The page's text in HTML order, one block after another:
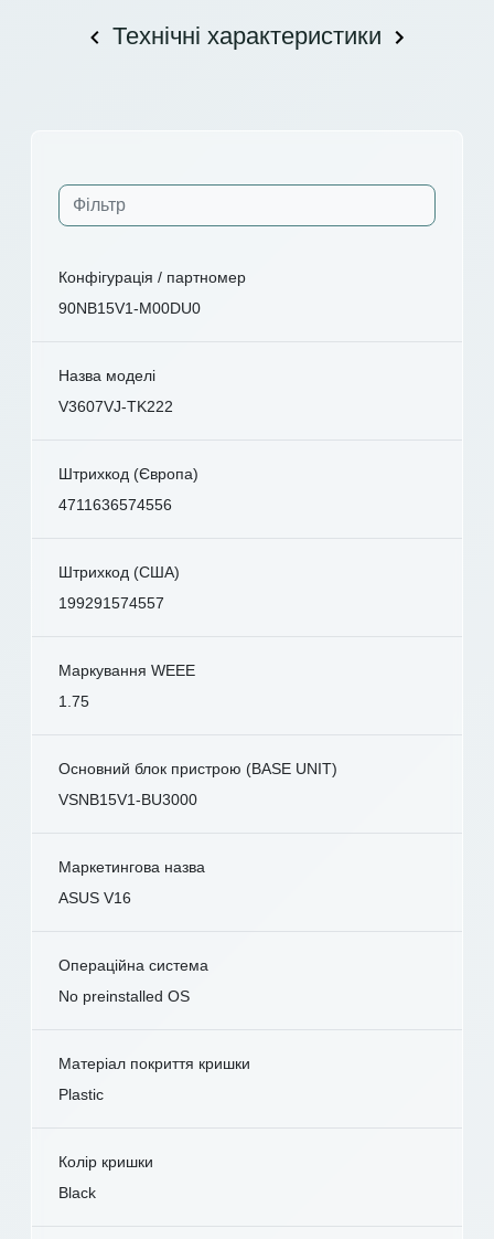
Технічні характеристики
Конфігурація / партномер
90NB15V1-M00DU0
Назва моделі
V3607VJ-TK222
Штрихкод (Європа)
4711636574556
Штрихкод (США)
199291574557
Маркування WEEE
1.75
Основний блок пристрою (BASE UNIT)
VSNB15V1-BU3000
Маркетингова назва
ASUS V16
Операційна система
No preinstalled OS
Матеріал покриття кришки
Plastic
Колір кришки
Black